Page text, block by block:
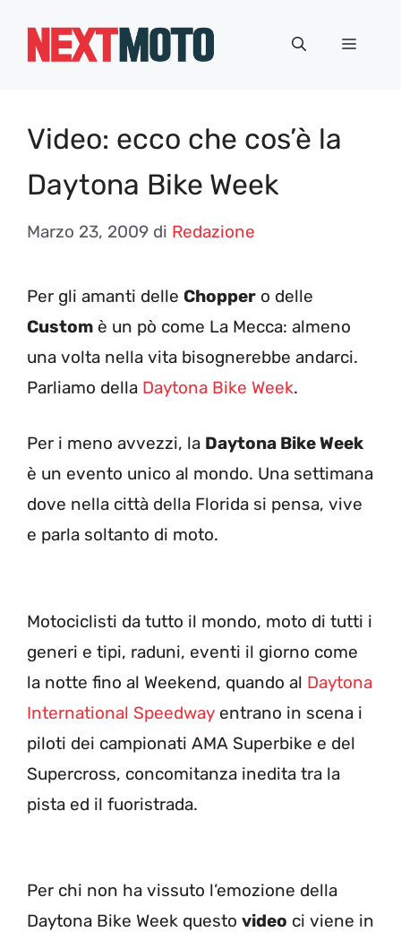
Menu
Video: ecco che cos’è la
Daytona Bike Week
Marzo 23, 2009 di Redazione
Per gli amanti delle Chopper o delle
Custom è un pò come La Mecca: almeno
una volta nella vita bisognerebbe andarci.
Parliamo della Daytona Bike Week.
Per i meno avvezzi, la Daytona Bike Week
è un evento unico al mondo. Una settimana
dove nella città della Florida si pensa, vive
e parla soltanto di moto.
Motociclisti da tutto il mondo, moto di tutti i
generi e tipi, raduni, eventi il giorno come
la notte fino al Weekend, quando al Daytona
International Speedway entrano in scena i
piloti dei campionati AMA Superbike e del
Supercross, concomitanza inedita tra la
pista ed il fuoristrada.
Per chi non ha vissuto l’emozione della
Daytona Bike Week questo video ci viene in